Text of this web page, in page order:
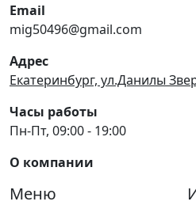
Email
mig50496@gmail.com
Адрес
Екатеринбург, ул.Данилы
Часы работы
Пн-Пт, 09:00 - 19:00
О компании
Меню